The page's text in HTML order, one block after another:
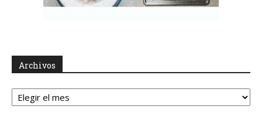
Archivos
Archivos